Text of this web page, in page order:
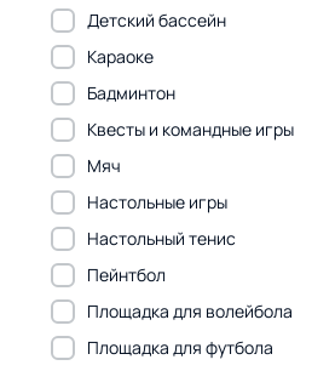
Детский бассейн
Караоке
Бадминтон
Квесты и командные игры
Мяч
Настольные игры
Настольный тенис
Пейнтбол
Площадка для волейбола
Площадка для футбола